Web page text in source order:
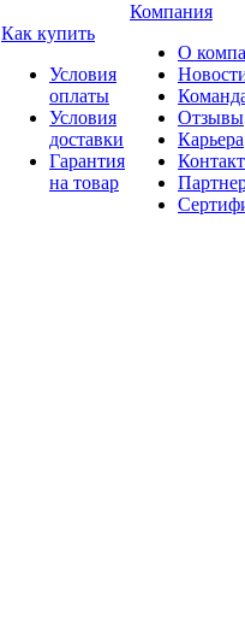
Как купить
Условия
оплаты
Условия
доставки
Гарантия
на товар
Компания
О
Отзывы
Карьера